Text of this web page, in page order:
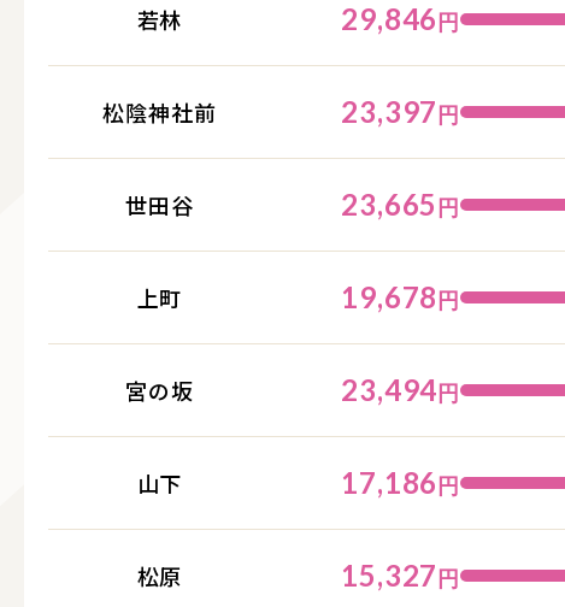
若林 29,846円
松陰神社前 23,397円
世田谷 23,665 円
上町 19,678円
宮の坂 23,494円
山下 17,186円
松原 15,327円